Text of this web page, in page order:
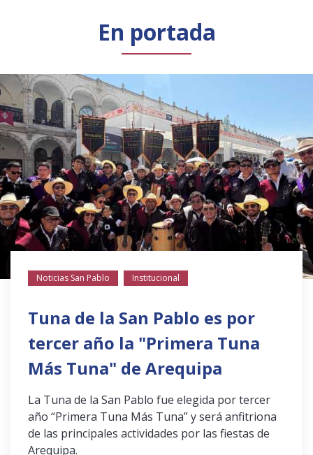
En portada
Noticias San Pablo Institucional
Tuna de la San Pablo es por
tercer año la "Primera Tuna
Más Tuna" de Arequipa
La Tuna de la San Pablo fue elegida por tercer
año “Primera Tuna Más Tuna” y será anfitriona
de las principales actividades por las fiestas de
Arequipa.